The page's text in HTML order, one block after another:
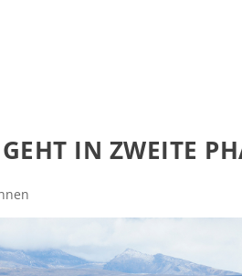
IN ZWEITE